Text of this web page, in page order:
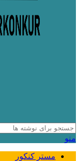
منو
مستر کنکور